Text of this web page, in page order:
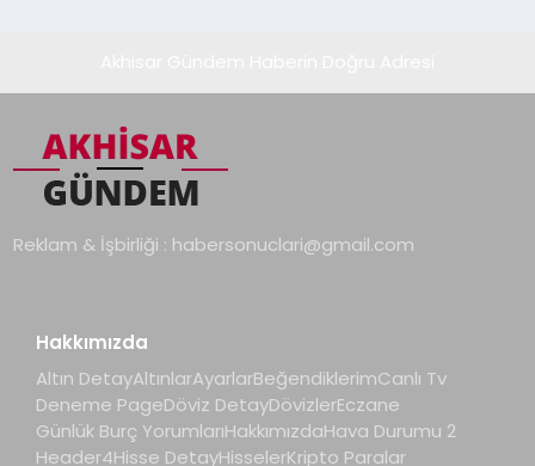
Reklam & İşbirliği : habersonuclari@gmail.com
Hakkımızda
Altın DetayAltınlarAyarlarBeğendiklerimCanlı Tv
Deneme PageDöviz DetayDövizlerEczane
Günlük Burç YorumlarıHakkımızdaHava Durumu 2
Header4Hisse DetayHisselerKripto Paralar